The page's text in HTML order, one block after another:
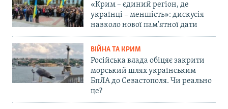
«Крим – єдиний регіон, де
українці – меншість»: дискусія
навколо нової пам'ятної дати
ВІЙНА ТА КРИМ
Російська влада обіцяє закрити
морський шлях українським
БпЛА до Севастополя. Чи реально
це?